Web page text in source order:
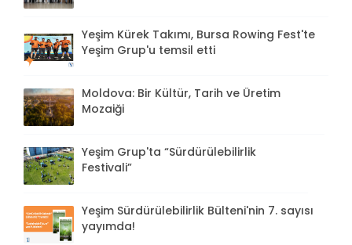
Yeşim Kürek Takımı, Bursa Rowing Fest'te
Yeşim Grup'u temsil etti
Moldova: Bir Kültür, Tarih ve Üretim
Mozaiği
Yeşim Grup'ta “Sürdürülebilirlik
Festivali”
Yeşim Sürdürülebilirlik Bülteni'nin 7. sayısı
yayımda!